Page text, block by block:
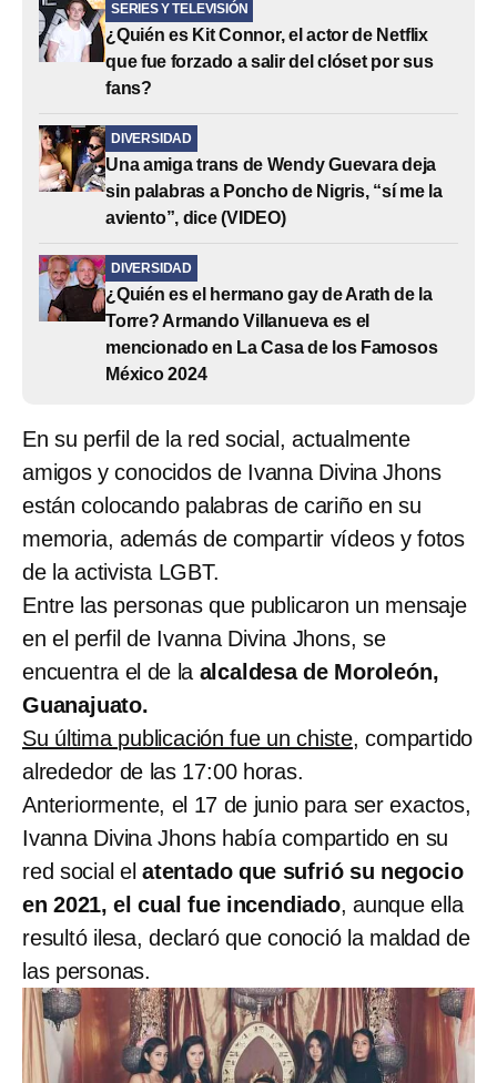
SERIES Y TELEVISIÓN
¿Quién es Kit Connor, el actor de Netflix
que fue forzado a salir del clóset por sus
fans?
DIVERSIDAD
Una amiga trans de Wendy Guevara deja
sin palabras a Poncho de Nigris, “sí me la
aviento”, dice (VIDEO)
DIVERSIDAD
¿Quién es el hermano gay de Arath de la
Torre? Armando Villanueva es el
mencionado en La Casa de los Famosos
México 2024
En su perfil de la red social, actualmente
amigos y conocidos de Ivanna Divina Jhons
están colocando palabras de cariño en su
memoria, además de compartir vídeos y fotos
de la activista LGBT.
Entre las personas que publicaron un mensaje
en el perfil de Ivanna Divina Jhons, se
encuentra el de la alcaldesa de Moroleón,
Guanajuato.
Su última publicación fue un chiste, compartido
alrededor de las 17:00 horas.
Anteriormente, el 17 de junio para ser exactos,
Ivanna Divina Jhons había compartido en su
red social elatentado que sufrió su negocio
en 2021, el cual fue incendiado, aunque ella
resultó ilesa, declaró que conoció la maldad de
las personas.